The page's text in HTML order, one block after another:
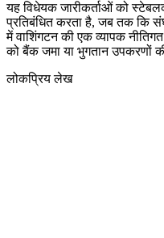
यह विधेयक जारीकर्ताओं को
प्रतिबंधित करता है, जब तक कि
में वाशिंगटन की एक व्यापक
को बैंक जमा या भुगतान उपकरणों
लोकप्रिय लेख